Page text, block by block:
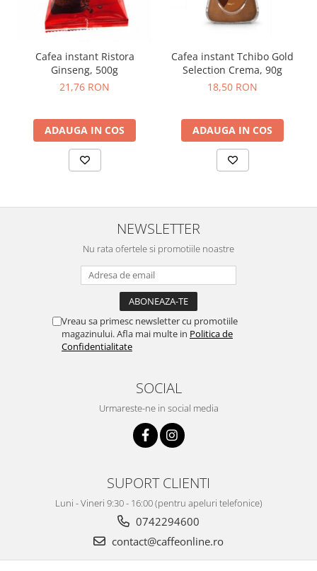
Cafea instant Ristora
Ginseng, 500g
21,76 RON
ADAUGA IN COS
Cafea instant Tchibo Gold
Selection Crema, 90g
18,50 RON
ADAUGA IN COS
NEWSLETTER
Nu rata ofertele si promotiile noastre
Vreau sa primesc newsletter cu promotiile
magazinului. Afla mai multe in Politica de
Confidentialitate
SOCIAL
Urmareste-ne in social media
SUPORT CLIENTI
Luni - Vineri 9:30 - 16:00 (pentru apeluri telefonice)
0742294600
contact@caffeonline.ro